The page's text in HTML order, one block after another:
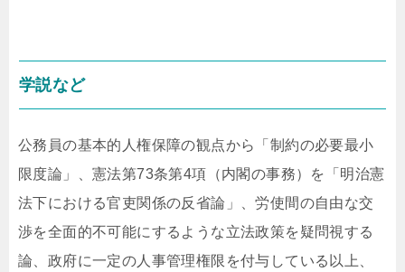
学説など
公務員の基本的人権保障の観点から「制約の必要最小
限度論」、憲法第73条第4項（内閣の事務）を「明治憲
法下における官吏関係の反省論」、労使間の自由な交
渉を全面的不可能にするような立法政策を疑問視する
論、政府に一定の人事管理権限を付与している以上、